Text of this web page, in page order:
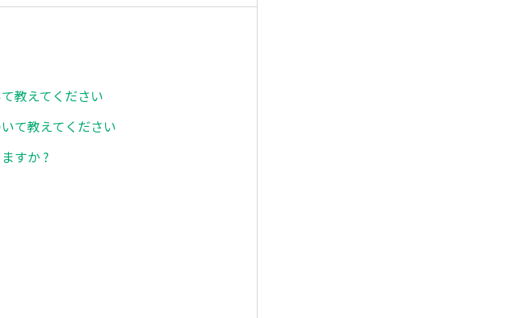
教えてください
て教えてください
すか ?